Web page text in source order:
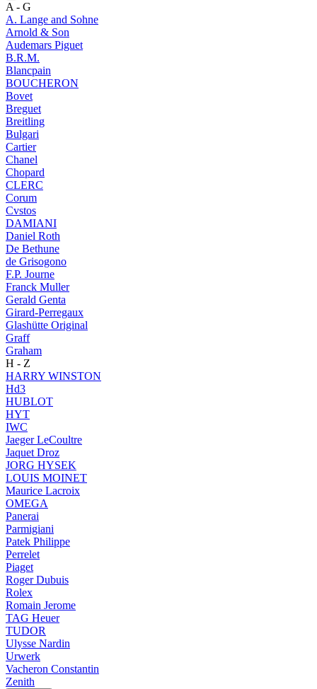
A - G
A. Lange and Sohne
Arnold & Son
Audemars Piguet
B.R.M.
Blancpain
BOUCHERON
Bovet
Breguet
Breitling
Bulgari
Cartier
Chanel
Chopard
CLERC
Corum
Cvstos
DAMIANI
Daniel Roth
De Bethune
de Grisogono
F.P. Journe
Franck Muller
Gerald Genta
Girard-Perregaux
Glashütte Original
Graff
Graham
H - Z
HARRY WINSTON
Hd3
HUBLOT
HYT
IWC
Jaeger LeCoultre
Jaquet Droz
JORG HYSEK
LOUIS MOINET
Maurice Lacroix
OMEGA
Panerai
Parmigiani
Patek Philippe
Perrelet
Piaget
Roger Dubuis
Rolex
Romain Jerome
TAG Heuer
TUDOR
Ulysse Nardin
Urwerk
Vacheron Constantin
Zenith